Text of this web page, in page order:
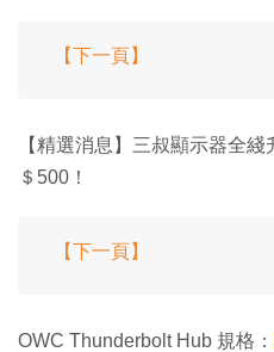
【下一頁】
【精選消息】三叔顯示器全
＄500！
【下一頁】
OWC Thunderbolt Hub 規格：